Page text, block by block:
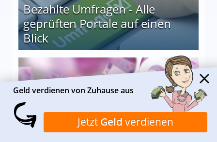
Bezahlte Umfragen - Alle
geprüften Portale auf einen
Blick
auf einen Blick
Geld verdienen von Zuhause aus
Jetzt Geld verdienen